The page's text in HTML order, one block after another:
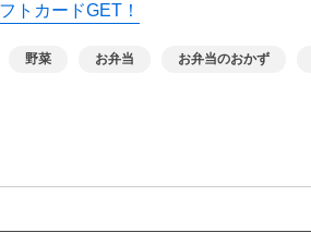
トカードGET！
野菜 お弁当 お弁当のおかず